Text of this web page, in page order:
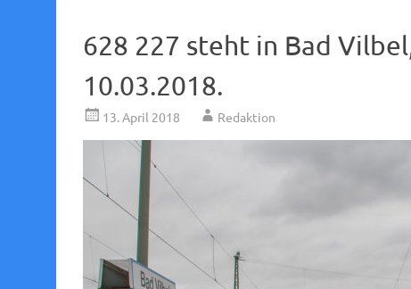
628 227 steht in Bad
10.03.2018.
13. April 2018 Redaktion